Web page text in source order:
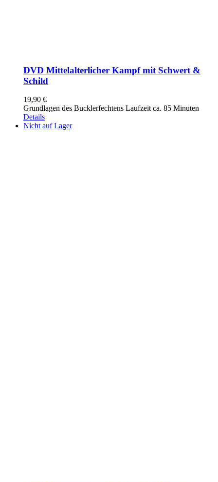
DVD Mittelalterlicher Kampf mit Schwert &
Schild
19,90 €
Grundlagen des Bucklerfechtens Laufzeit ca. 85 Minuten
Details
Nicht auf Lager